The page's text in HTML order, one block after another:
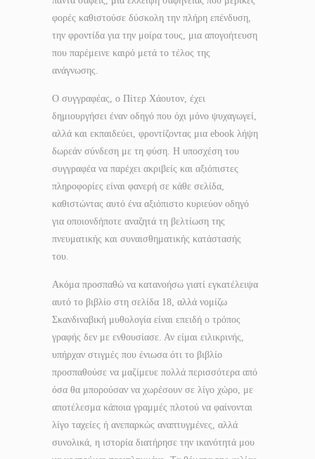
φορές καθιστούσε δύσκολη την πλήρη επένδυση,
την φροντίδα για την μοίρα τους, μια απογοήτευση
που παρέμεινε καιρό μετά το τέλος της
ανάγνωσης.
Ο συγγραφέας, ο Πίτερ Χάουτον, έχει
δημιουργήσει έναν οδηγό που όχι μόνο ψυχαγωγεί,
αλλά και εκπαιδεύει, φροντίζοντας μια ebook λήψη
δωρεάν σύνδεση με τη φύση. Η υποσχέση του
συγγραφέα να παρέχει ακριβείς και αξιόπιστες
πληροφορίες είναι φανερή σε κάθε σελίδα,
καθιστώντας αυτό ένα αξιόπιστο κυριεύον οδηγό
για οποιονδήποτε αναζητά τη βελτίωση της
πνευματικής και συναισθηματικής κατάστασής
του.
Ακόμα προσπαθώ να κατανοήσω γιατί εγκατέλειψα
αυτό το βιβλίο στη σελίδα 18, αλλά νομίζω
Σκανδιναβική μυθολογία είναι επειδή ο τρόπος
γραφής δεν με ενθουσίασε. Αν είμαι ειλικρινής,
υπήρχαν στιγμές που ένιωσα ότι το βιβλίο
προσπαθούσε να μαζίμευε πολλά περισσότερα από
όσα θα μπορούσαν να χωρέσουν σε λίγο χώρο, με
αποτέλεσμα κάποια γραμμές πλοτού να φαίνονται
λίγο ταχείες ή ανεπαρκώς αναπτυγμένες, αλλά
συνολικά, η ιστορία διατήρησε την ικανότητά μου